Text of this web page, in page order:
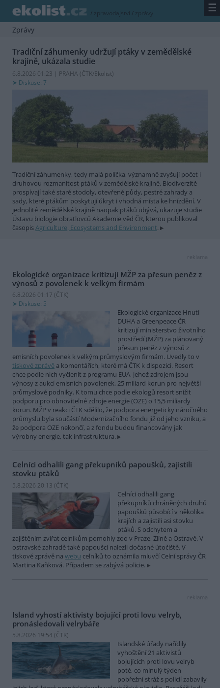
/ zpravodajství / zprávy ☰
Zprávy
Tradiční záhumenky udržují ptáky v zemědělské
krajině, ukázala studie
6.8.2026 01:23 | PRAHA (ČTK/Ekolist)
Diskuse: 7
Tradiční záhumenky, tedy malá políčka, významně zvyšují počet i
druhovou rozmanitost ptáků v zemědělské krajině. Biodiverzitě
prospívají také staré stodoly, otevřené půdy, pestré zahrady a
sady, které ptákům poskytují úkryt i vhodná místa ke hnízdění. V
jednolité zemědělské krajině naopak ptáků ubývá, ukazuje studie
Ústavu biologie obratlovců Akademie věd ČR, kterou publikoval
časopisAgriculture, Ecosystems and Environment.
reklama
Ekologické organizace kritizují MŽP za přesun peněz z
výnosů z povolenek k velkým firmám
6.8.2026 01:17 (ČTK)
Diskuse: 5
Ekologické organizace Hnutí
DUHA a Greenpeace ČR
kritizují ministerstvo životního
prostředí (MŽP) za plánovaný
přesun peněz z výnosů z
emisních povolenek k velkým průmyslovým firmám. Uvedly to v
tiskové zprávě a komentářích, které má ČTK k dispozici. Resort
chce podle nich vyčlenit z programu EUA, jehož zdrojem jsou
výnosy z aukcí emisních povolenek, 25 miliard korun pro největší
průmyslové podniky. K tomu chce podle ekologů resort snížit
podporu pro obnovitelné zdroje energie (OZE) o 15,5 miliardy
korun. MŽP v reakci ČTK sdělilo, že podpora energeticky náročného
průmyslu byla součástí Modernizačního fondu již od jeho vzniku, a
že podpora OZE nekončí, a z fondu budou financovány jak
výrobny energie, tak infrastruktura.
Celníci odhalili gang překupníků papoušků, zajistili
stovku ptáků
5.8.2026 20:13 (ČTK)
Celníci odhalili gang
překupníků chráněných druhů
papoušků působící v několika
krajích a zajistili asi stovku
ptáků. S odchytem a
zajištěním zvířat celníkům pomohly zoo v Praze, Zlíně a Ostravě. V
ostravské zahradě také papoušci nalezli dočasné útočiště. V
tiskové zprávě na webu celníků to oznámila mluvčí Celní správy ČR
Martina Kaňková. Případem se zabývá policie.
reklama
Island vyhostí aktivisty bojující proti lovu velryb,
pronásledovali velrybáře
5.8.2026 19:54 (ČTK)
Islandské úřady nařídily
vyhoštění 21 aktivistů
bojujících proti lovu velryb
poté, co minulý týden
pobřežní stráž s policií zabavily